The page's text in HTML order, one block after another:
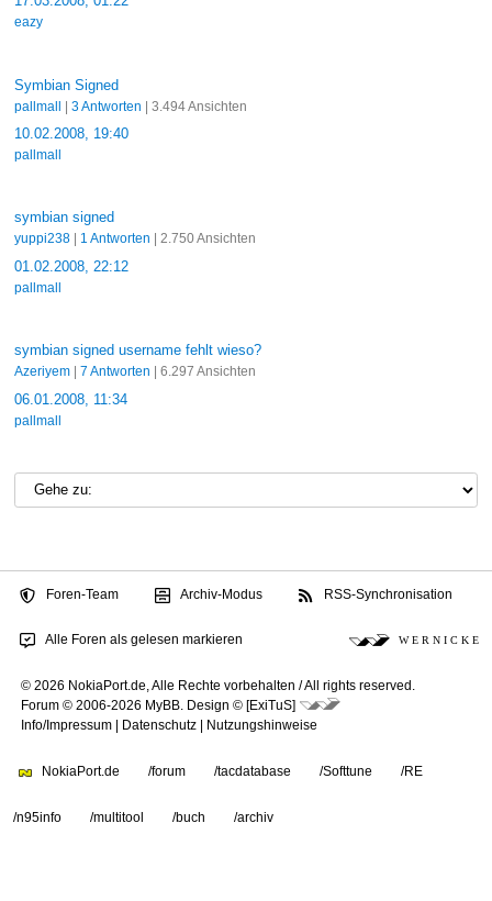
eazy
Symbian Signed
pallmall 3 Antworten | 3.494 Ansichten
10.02.2008, 19:40
pallmall
symbian signed
yuppi238| 1 Antworten | 2.750 Ansichten
01.02.2008, 22:12
pallmall
symbian signed username fehlt wieso?
Azeriyem| 7 Antworten | 6.297 Ansichten
06.01.2008, 11:34
pallmall
Foren-Team Archiv-Modus RSS-Synchronisation
Alle Foren als gelesen markieren W E R N I C K E
© 2026 NokiaPort.de, Alle Rechte vorbehalten /All rights reserved.
Forum © 2006-2026 MyBB
Design © [ExiTuS]
Info/Impressum
Datenschutz Nutzungshinweise
NokiaPort.de /forum /tacdatabase /Softtune /RE
/n95info /multitool /buch /archiv